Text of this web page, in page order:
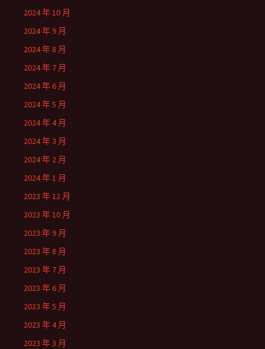
2024 年 10 月
2024 年 9 月
2024 年 8 月
2024 年 7 月
2024 年 6 月
2024 年 5 月
2024 年 4 月
2024 年 3 月
2024 年 2 月
2024 年 1 月
2023 年 12 月
2023 年 10 月
2023 年 9 月
2023 年 8 月
2023 年 7 月
2023 年 6 月
2023 年 5 月
2023 年 4 月
2023 年 3 月